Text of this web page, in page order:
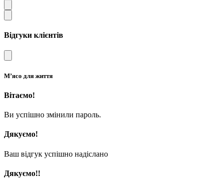
Відгуки клієнтів
М’ясо для життя
Вітаємо!
Ви успішно змінили пароль.
Дякуємо!
Ваш відгук успішно надіслано
Дякуємо!!